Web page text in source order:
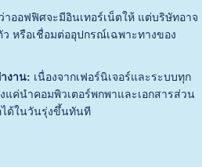
าออฟฟิศจะมีอินเทอร์เน็ตให้ แต่บริษัทอาจ
หรือเชื่อมต่ออุปกรณ์เฉพาะทางของ
งาน: เนื่องจากเฟอร์นิเจอร์และระบบทุก
แค่นำคอมพิวเตอร์พกพาและเอกสารส่วน
ได้ในวันรุ่งขึ้นทันที